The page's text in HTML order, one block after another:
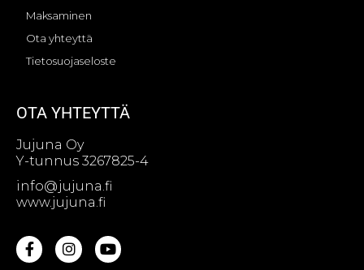
Maksaminen
Ota yhteyttä
Tietosuojaseloste
OTA YHTEYTTÄ
Jujuna Oy
Y-tunnus 3267825-4
info@jujuna.fi
www.jujuna.fi